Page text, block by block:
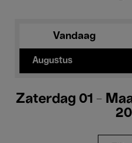
Vandaag
Augustus
Zaterdag 01 -